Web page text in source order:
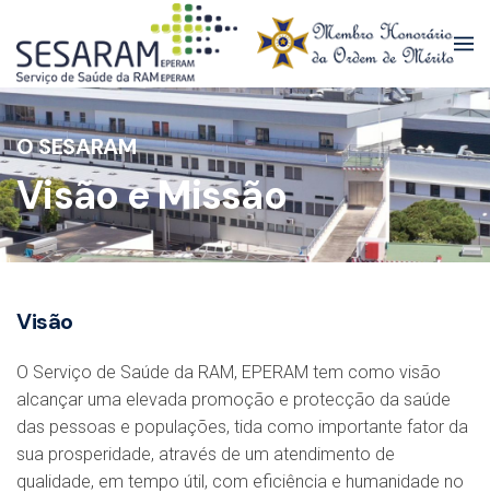
Skip to main content
O SESARAM
Visão e Missão
Visão
O Serviço de Saúde da RAM, EPERAM tem como visão
alcançar uma elevada promoção e protecção da saúde
das pessoas e populações, tida como importante fator da
sua prosperidade, através de um atendimento de
qualidade, em tempo útil, com eficiência e humanidade no